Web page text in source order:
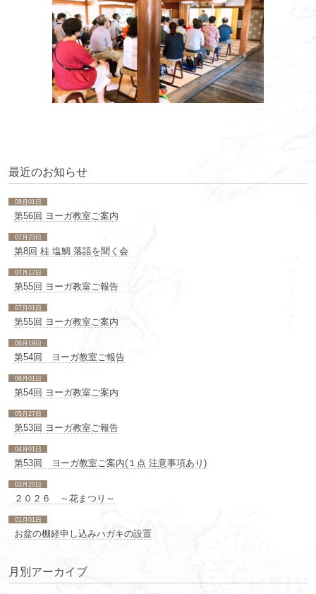
最近のお知らせ
08月01日
第56回 ヨーガ教室ご案内
07月23日
第8回 桂 塩鯛 落語を聞く会
07月17日
第55回 ヨーガ教室ご報告
07月01日
第55回 ヨーガ教室ご案内
06月19日
第54回 ヨーガ教室ご報告
06月01日
第54回 ヨーガ教室ご案内
05月27日
第53回 ヨーガ教室ご報告
04月01日
第53回 ヨーガ教室ご案内(１点 注意事項あり)
03月20日
２０２６ ～花まつり～
01月01日
お盆の棚経申し込みハガキの設置
月別アーカイブ